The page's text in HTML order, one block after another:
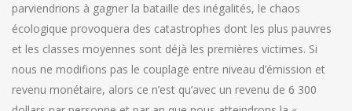
parviendrions à gagner la bataille des inégalités, le chaos
écologique provoquera des catastrophes dont les plus pauvres
et les classes moyennes sont déjà les premières victimes. Si
nous ne modifions pas le couplage entre niveau d’émission et
revenu monétaire, alors ce n’est qu’avec un revenu de 6 300